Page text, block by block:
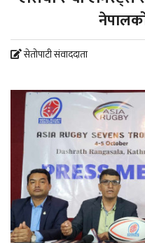
सेतोपाटी संवाददाता